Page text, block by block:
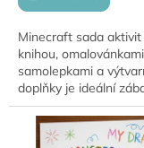
Minecraft sada aktivit
knihou,
samolepkami a
doplňky je ideální
cesty i volný čas.
fixy, voskovky i
kreativní tvoření.